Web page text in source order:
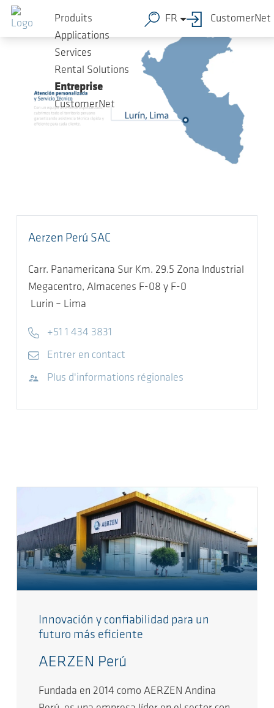
Sauter au contenu principal
Produits
Applications
Services
Rental Solutions
Entreprise
CustomerNet
FR CustomerNet
Aerzen Perú SAC
Carr. Panamericana Sur Km. 29.5 Zona Industrial
Megacentro, Almacenes F-08 y F-0
Lurin – Lima
Telephone
+51 1 434 3831
E-mailEntrer en contact
Visitez le site Web
Plus d'informations régionales
Innovación y confiabilidad para un
futuro más eficiente
AERZEN Perú
Fundada en 2014 como AERZEN Andina